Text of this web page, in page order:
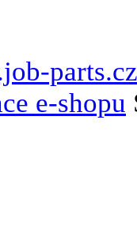
parts.cz
e-shopu